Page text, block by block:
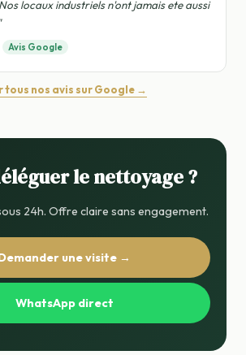
locaux industriels n'ont jamais ete aussi
Avis Google
tous nos avis sur Google →
le nettoyage ?
24h. Offre claire sans engagement.
une visite →
WhatsApp direct